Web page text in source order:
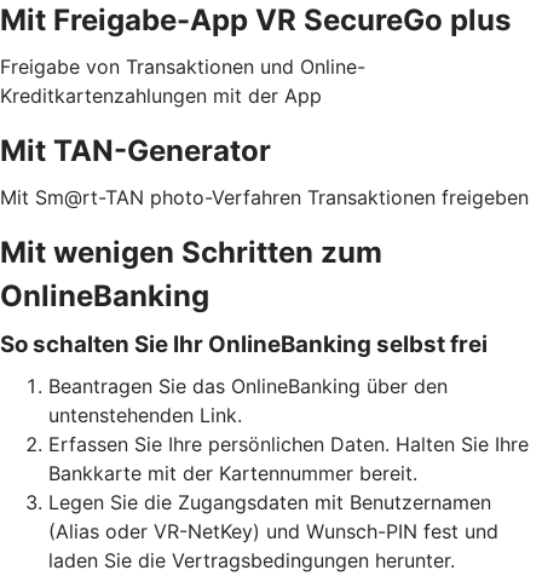
Mit Freigabe-App VR SecureGo plus
Freigabe von Transaktionen und Online-
Kreditkartenzahlungen mit der App
Mit TAN-Generator
Mit Sm@rt-TAN photo-Verfahren Transaktionen freigeben
Mit wenigen Schritten zum
OnlineBanking
So schalten Sie Ihr OnlineBanking selbst frei
Beantragen Sie das OnlineBanking über den
untenstehenden Link.
Erfassen Sie Ihre persönlichen Daten. Halten Sie Ihre
Bankkarte mit der Kartennummer bereit.
Legen Sie die Zugangsdaten mit Benutzernamen
(Alias oder VR-NetKey) und Wunsch-PIN fest und
laden Sie die Vertragsbedingungen herunter.